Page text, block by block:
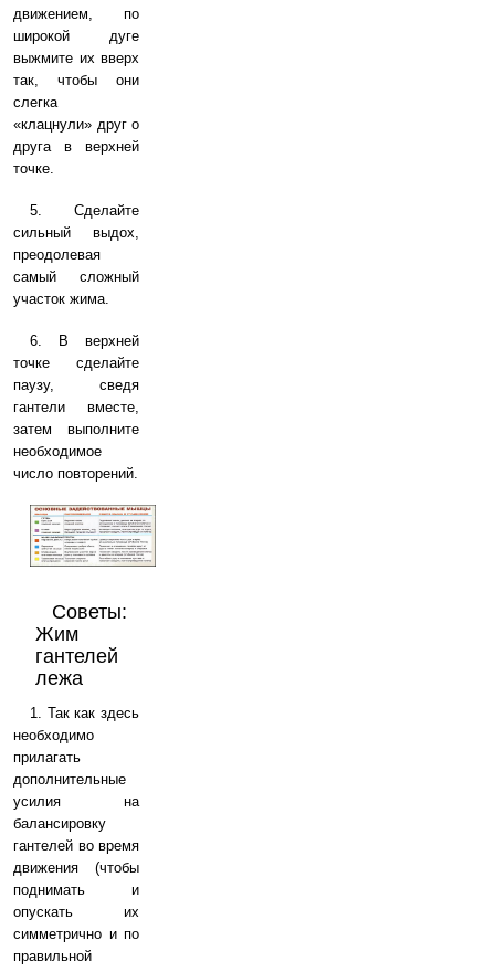
движением, по
широкой дуге
выжмите их вверх
так, чтобы они
слегка
«клацнули» друг о
друга в верхней
точке.
5. Сделайте
сильный выдох,
преодолевая
самый сложный
участок жима.
6. В верхней
точке сделайте
паузу, сведя
гантели вместе,
затем выполните
необходимое
число повторений.
Советы:
Жим
гантелей
лежа
1. Так как здесь
необходимо
прилагать
дополнительные
усилия на
балансировку
гантелей во время
движения (чтобы
поднимать и
опускать их
симметрично и по
правильной